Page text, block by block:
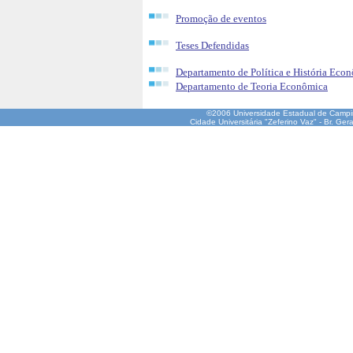
Promoção de eventos
Teses Defendidas
Departamento de Política e História
Departamento de Teoria Econômica
©2006 Universidade Estadual de
Cidade Universitária "Zeferino Vaz" - Br.